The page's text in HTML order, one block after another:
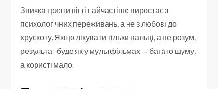
Звичка гризти нігті найчастіше виростає з
психологічних переживань, а не з любові до
хрускоту. Якщо лікувати тільки пальці, а не розум,
результат буде як у мультфільмах — багато шуму,
а користі мало.